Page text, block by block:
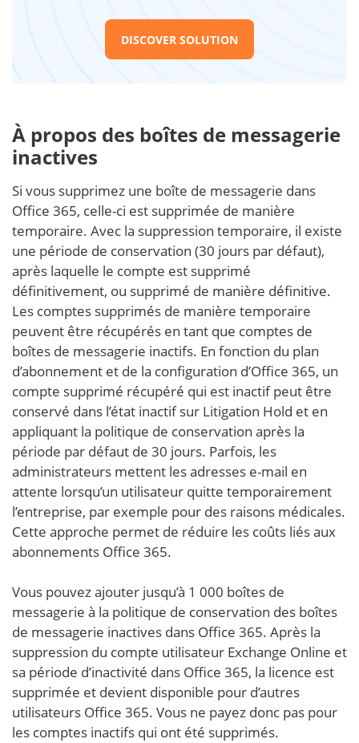
DISCOVER SOLUTION
À propos des boîtes de messagerie
inactives
Si vous supprimez une boîte de messagerie dans
Office 365, celle-ci est supprimée de manière
temporaire. Avec la suppression temporaire, il existe
une période de conservation (30 jours par défaut),
après laquelle le compte est supprimé
définitivement, ou supprimé de manière définitive.
Les comptes supprimés de manière temporaire
peuvent être récupérés en tant que comptes de
boîtes de messagerie inactifs. En fonction du plan
d’abonnement et de la configuration d’Office 365, un
compte supprimé récupéré qui est inactif peut être
conservé dans l’état inactif sur Litigation Hold et en
appliquant la politique de conservation après la
période par défaut de 30 jours. Parfois, les
administrateurs mettent les adresses e-mail en
attente lorsqu’un utilisateur quitte temporairement
l’entreprise, par exemple pour des raisons médicales.
Cette approche permet de réduire les coûts liés aux
abonnements Office 365.
Vous pouvez ajouter jusqu’à 1 000 boîtes de
messagerie à la politique de conservation des boîtes
de messagerie inactives dans Office 365. Après la
suppression du compte utilisateur Exchange Online et
sa période d’inactivité dans Office 365, la licence est
supprimée et devient disponible pour d’autres
utilisateurs Office 365. Vous ne payez donc pas pour
les comptes inactifs qui ont été supprimés.